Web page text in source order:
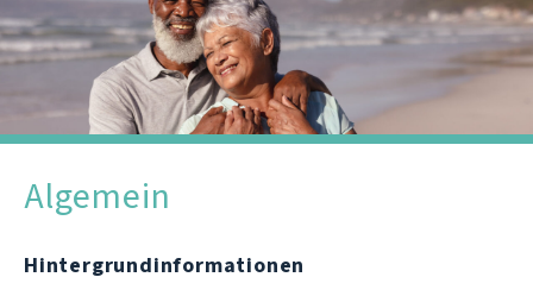
Algemein
Hintergrundinformationen